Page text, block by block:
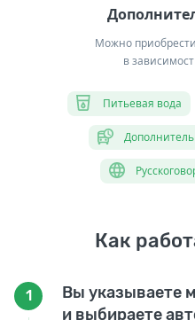
Можно
в
Питьевая вода
Как
1
Вы указываете
и выбираете